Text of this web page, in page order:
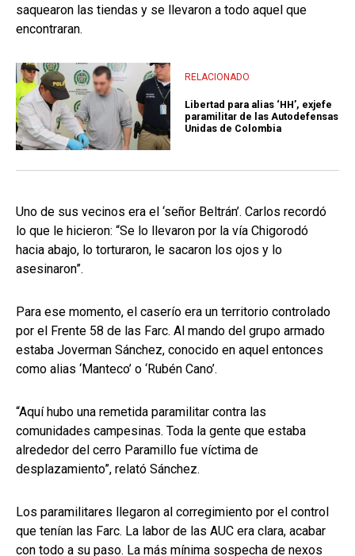
saquearon las tiendas y se llevaron a todo aquel que
encontraran.
RELACIONADO
Libertad para alias ‘HH’, exjefe
paramilitar de las Autodefensas
Unidas de Colombia
Uno de sus vecinos era el ‘señor Beltrán’. Carlos recordó
lo que le hicieron: “Se lo llevaron por la vía Chigorodó
hacia abajo, lo torturaron, le sacaron los ojos y lo
asesinaron”.
Para ese momento, el caserío era un territorio controlado
por el Frente 58 de las Farc. Al mando del grupo armado
estaba Joverman Sánchez, conocido en aquel entonces
como alias ‘Manteco’ o ‘Rubén Cano’.
“Aquí hubo una remetida paramilitar contra las
comunidades campesinas. Toda la gente que estaba
alrededor del cerro Paramillo fue víctima de
desplazamiento”, relató Sánchez.
Los paramilitares llegaron al corregimiento por el control
que tenían las Farc. La labor de las AUC era clara, acabar
con todo a su paso. La más mínima sospecha de nexos